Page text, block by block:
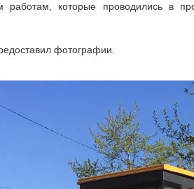
работам, которые проводились в
фотографии.